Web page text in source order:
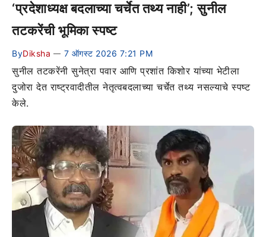
‘प्रदेशाध्यक्ष बदलाच्या चर्चेत तथ्य नाही’; सुनील
तटकरेंची भूमिका स्पष्ट
ByDiksha — 7 ऑगस्ट 2026 7:21 PM
सुनील तटकरेंनी सुनेत्रा पवार आणि प्रशांत किशोर यांच्या भेटीला
दुजोरा देत राष्ट्रवादीतील नेतृत्वबदलाच्या चर्चेत तथ्य नसल्याचे स्पष्ट
केले.